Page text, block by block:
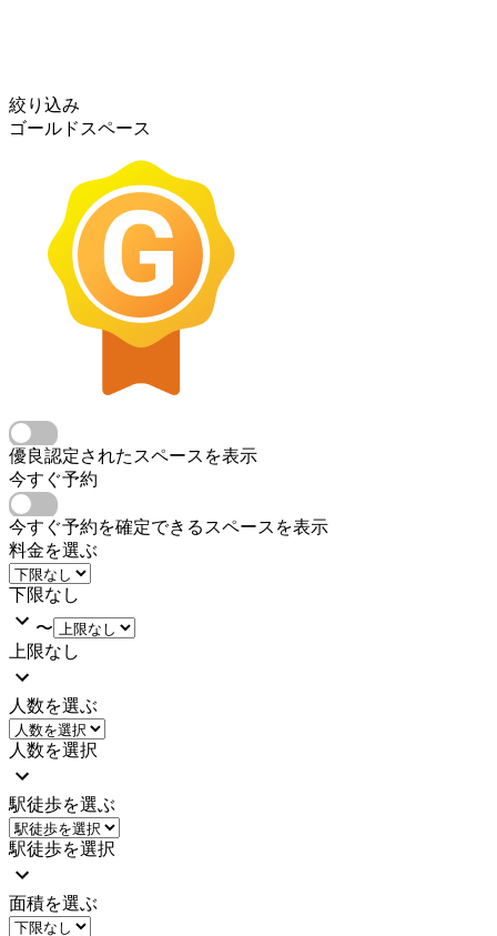
絞り込み
ゴールドスペース
優良認定されたスペースを表示
今すぐ予約
今すぐ予約を確定できるスペースを表示
料金を選ぶ
下限なし
〜
上限なし
人数を選ぶ
人数を選択
駅徒歩を選ぶ
駅徒歩を選択
面積を選ぶ